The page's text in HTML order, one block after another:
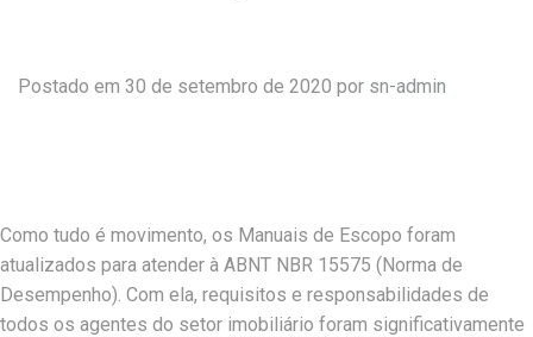
Postado em 30 de setembro de 2020 por sn-admin
Como tudo é movimento, os Manuais de Escopo foram
atualizados para atender à ABNT NBR 15575 (Norma de
Desempenho). Com ela, requisitos e responsabilidades de
todos os agentes do setor imobiliário foram significativamente